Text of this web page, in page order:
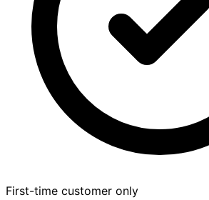
First-time customer only